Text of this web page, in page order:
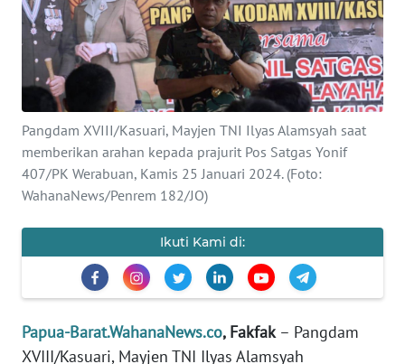
Pangdam XVIII/Kasuari, Mayjen TNI Ilyas Alamsyah saat
memberikan arahan kepada prajurit Pos Satgas Yonif
407/PK Werabuan, Kamis 25 Januari 2024. (Foto:
WahanaNews/Penrem 182/JO)
Ikuti Kami di:
Papua-Barat.WahanaNews.co, Fakfak – Pangdam
XVIII/Kasuari, Mayjen TNI Ilyas Alamsyah
BERITA
KONTAK
KAMI
INFO
IKLAN
TENTANG
PEDOMAN
SIBER
REDAKSI